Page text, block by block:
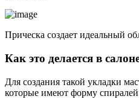
Прическа создает идеальный
Как это делается в
Для создания такой укладки
которые имеют форму